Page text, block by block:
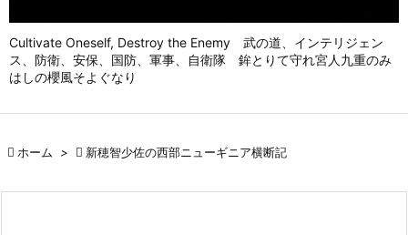
Cultivate Oneself, Destroy the Enemy 武の道、インテリジェン
ス、防衛、安保、国防、軍事、自衛隊 鉾とりて守れ宮人九重のみ
はしの櫻風そよぐなり
 ホーム >  新穂智少佐の西部ニューギニア横断記